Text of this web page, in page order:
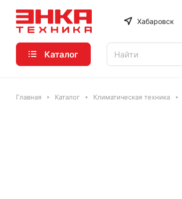
Хабаровск
Каталог
Главная Каталог Климатическая техника